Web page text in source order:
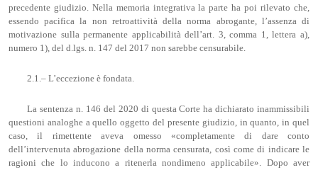
precedente giudizio. Nella memoria integrativa la parte ha poi rilevato che,
essendo pacifica la non retroattività della norma abrogante, l’assenza di
motivazione sulla permanente applicabilità dell’art. 3, comma 1, lettera a),
numero 1), del d.lgs. n. 147 del 2017 non sarebbe censurabile.
2.1.– L’eccezione è fondata.
La sentenza n. 146 del 2020 di questa Corte ha dichiarato inammissibili
questioni analoghe a quello oggetto del presente giudizio, in quanto, in quel
caso, il rimettente aveva omesso «completamente di dare conto
dell’intervenuta abrogazione della norma censurata, così come di indicare le
ragioni che lo inducono a ritenerla nondimeno applicabile». Dopo aver